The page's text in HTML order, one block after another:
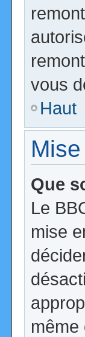
vous
Haut
Que
Le
mise
même